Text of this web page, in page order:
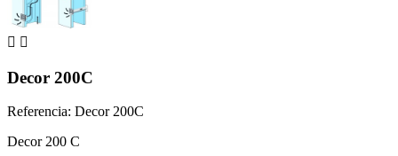
 
Decor 200C
Referencia: Decor 200C
Decor 200 C